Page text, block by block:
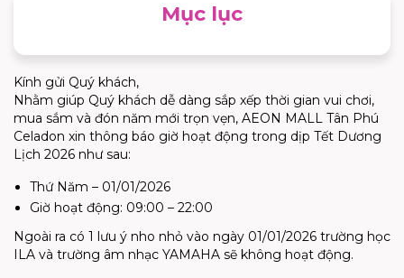
Mục lục
Kính gửi Quý khách,
Nhằm giúp Quý khách dễ dàng sắp xếp thời gian vui chơi,
mua sắm và đón năm mới trọn vẹn, AEON MALL Tân Phú
Celadon xin thông báo giờ hoạt động trong dịp Tết Dương
Lịch 2026 như sau:
Thứ Năm – 01/01/2026
Giờ hoạt động: 09:00 – 22:00
Ngoài ra có 1 lưu ý nho nhỏ vào ngày 01/01/2026 trường học
ILA và trường âm nhạc YAMAHA sẽ không hoạt động.